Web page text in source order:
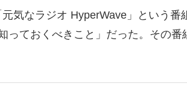
気なラジオ HyperWave」という番
っておくべきこと」だった。その